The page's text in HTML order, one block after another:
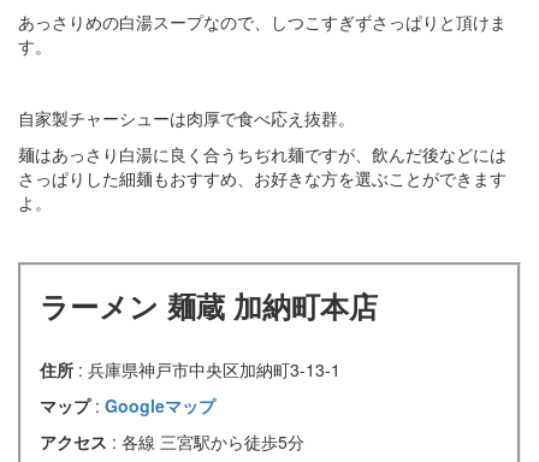
あっさりめの白湯スープなので、しつこすぎずさっぱりと頂けま
す。
自家製チャーシューは肉厚で食べ応え抜群。
麺はあっさり白湯に良く合うちぢれ麺ですが、飲んだ後などには
さっぱりした細麺もおすすめ、お好きな方を選ぶことができます
よ。
ラーメン 麺蔵 加納町本店
住所 : 兵庫県神戸市中央区加納町3-13-1
マップ : Googleマップ
アクセス : 各線 三宮駅から徒歩5分